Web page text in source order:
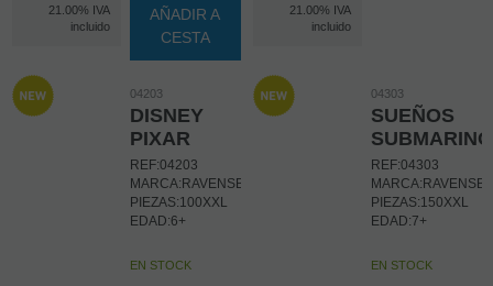
21.00% IVA
incluido
AÑADIR A
CESTA
21.00% IVA
incluido
04203
DISNEY
PIXAR
REF:04203
MARCA:RAVENSBURGER
PIEZAS:100XXL
EDAD:6+
EN STOCK
04303
SUEÑOS
REF:04303
PIEZAS:150XXL
EDAD:7+
EN STOCK